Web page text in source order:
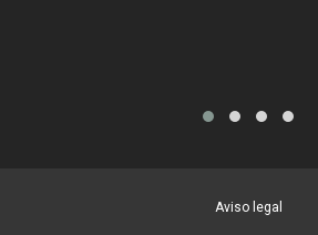
Aviso legal